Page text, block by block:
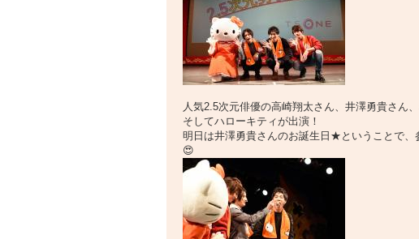
人気2.5次元俳優の高崎翔太さん、井澤勇貴さん、
そしてハローキティが出演！
明日は井澤勇貴さんのお誕生日★ということで
😍